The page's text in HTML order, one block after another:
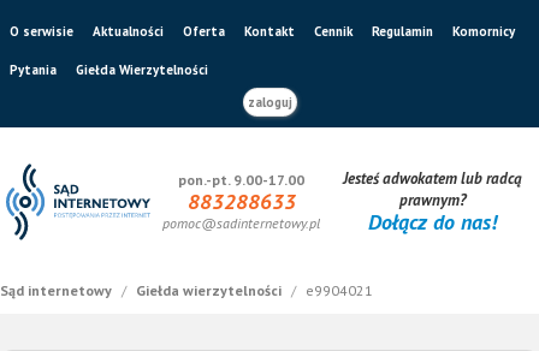
O serwisie Aktualności Oferta Kontakt Cennik Regulamin Komornicy
Pytania
Giełda Wierzytelności
zaloguj
pon.-pt. 9.00-17.00
883288633
pomoc@sadinternetowy.pl
Jesteś adwokatem lub radcą
prawnym?
Dołącz do nas!
Sąd internetowy / Giełda wierzytelności / e9904021